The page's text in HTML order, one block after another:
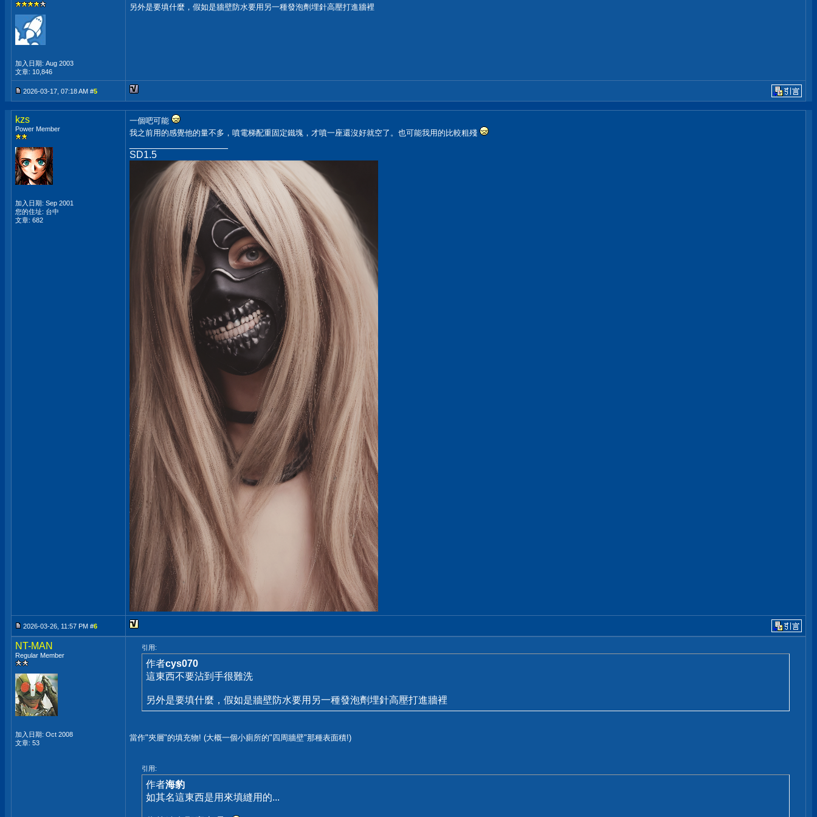
加入日期: Aug 2003
文章: 10,846
另外是要填什麼，假如是牆壁防水要用另一種發泡劑埋針高壓打進牆裡
2026-03-17, 07:18 AM #5
kzs
Power Member
加入日期: Sep 2001
您的住址: 台中
文章: 682
一個吧可能
我之前用的感覺他的量不多，噴電梯配重固定鐵塊，才噴一座還沒好就空了。也可能我用的比較粗殘
SD1.5
2026-03-26, 11:57 PM #6
NT-MAN
Regular Member
加入日期: Oct 2008
文章: 53
引用:
作者cys070
這東西不要沾到手很難洗
另外是要填什麼，假如是牆壁防水要用另一種發泡劑埋針高壓打進牆裡
當作"夾層"的填充物! (大概一個小廁所的"四周牆壁"那種表面積!)
引用:
作者海豹
如其名這東西是用來填縫用的...